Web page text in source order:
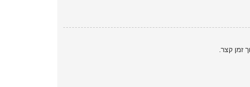
זמן קצר.